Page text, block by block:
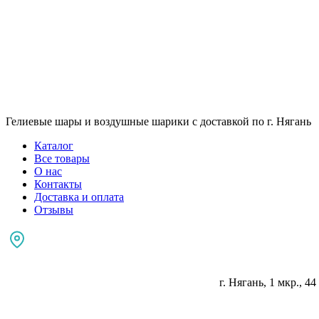
Гелиевые шары и воздушные шарики с доставкой по г. Нягань
Каталог
Все товары
О нас
Контакты
Доставка и оплата
Отзывы
г. Нягань, 1 мкр., 44